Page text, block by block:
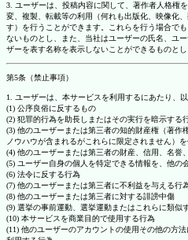
3. ユーザーは、投稿内容に関して、著作者人格権
変、複製、転載等の利用（何れも出版化、映像化
す）を行うことができます。これらを行う場合で
ないものとし、また、当社はユーザーの氏名、ユ
ザーを表す名称を表示しないことができるものとし
第5条（禁止事項）
1. ユーザーは、本サービスを利用するにあたり、
(1) 公序良俗に反するもの
(2) 犯罪的行為を助長しまたはその実行を暗示する
(3) 他のユーザーまたは第三者の知的財産権（著作
ノウハウが含まれるがこれらに限定されません）
(4) 他のユーザーまたは第三者の財産、信用、名誉
(5) ユーザー自身の個人を特定できる情報を、他の
(6) 法令に反する行為
(7) 他のユーザーまたは第三者に不利益を与える行
(8) 他のユーザーまたは第三者に対する誹謗中傷
(9) 選挙の事前運動、選挙運動またはこれらに類似
(10) 本サービスを商業目的で使用する行為
(11) 他のユーザーのアカウントの使用その他の方